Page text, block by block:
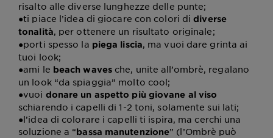
risalto alle diverse lunghezze delle punte;
●ti piace l’idea di giocare con colori didiverse
tonalità, per ottenere un risultato originale;
●porti spesso la piega liscia, ma vuoi dare grinta ai
tuoi look;
●ami le beach wavesche, unite all’ombrè, regalano
un look “da spiaggia” molto cool;
●vuoi donare un aspetto più giovane al viso
schiarendo i capelli di 1-2 toni, solamente sui lati;
●l’idea di colorare i capelli ti ispira, ma cerchi una
soluzione a “bassa manutenzione” (l’Ombrè può